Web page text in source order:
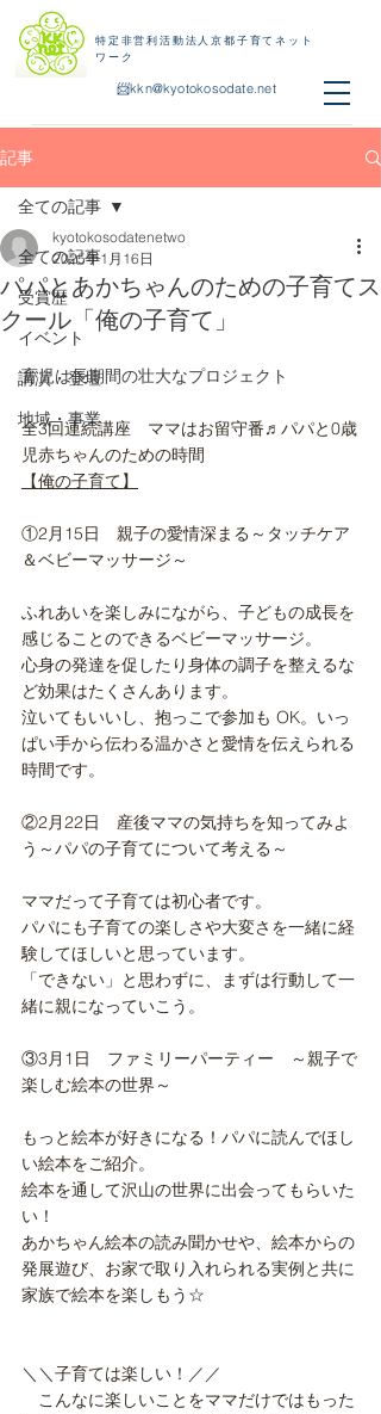
📨kkn@kyotokosodate.net
特定非営利活動法人京都子育てネット
ワーク
記事
全ての記事
受賞歴
イベント
講演・登壇
地域・事業
全ての記事
パパとあかちゃんのための子育てス
クール「俺の子育て」
kyotokosodatenetwo
2025年1月16日
育児は長期間の壮大なプロジェクト
全3回連続講座　ママはお留守番♬パパと0歳
児赤ちゃんのための時間
【俺の子育て】
①2月15日　親子の愛情深まる～タッチケア
＆ベビーマッサージ～
ふれあいを楽しみにながら、子どもの成長を
感じることのできるベビーマッサージ。
心身の発達を促したり身体の調子を整えるな
ど効果はたくさんあります。
泣いてもいいし、抱っこで参加も OK。いっ
ぱい手から伝わる温かさと愛情を伝えられる
時間です。
②2月22日　産後ママの気持ちを知ってみよ
う～パパの子育てについて考える～
ママだって子育ては初心者です。
パパにも子育ての楽しさや大変さを一緒に経
験してほしいと思っています。
「できない」と思わずに、まずは行動して一
緒に親になっていこう。
③3月1日　ファミリーパーティー​　～親子で
楽しむ絵本の世界～
もっと絵本が好きになる！パパに読んでほし
い絵本をご紹介。​
絵本を通して沢山の世界に出会ってもらいた
い！
あかちゃん絵本の読み聞かせや、絵本からの
発展遊び、お家で取り入れられる実例と共に
家族で​絵本を楽しもう☆
＼＼子育ては楽しい！／／
こんなに楽しいことをママだけではもった